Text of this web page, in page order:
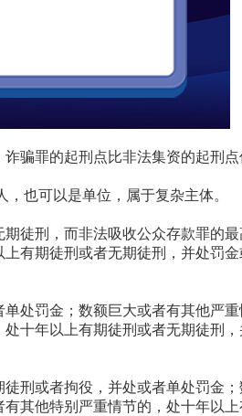
骗罪的起刑点比非法集资的起刑点
也可以是单位，属于复杂主体。
徒刑，而非法吸收公众存款罪的
有期徒刑或者无期徒刑，并处罚金
处罚金；数额巨大或者有其他严
十年以上有期徒刑或者无期徒刑
刑或者拘役，并处或者单处罚金
其他特别严重情节的，处十年以